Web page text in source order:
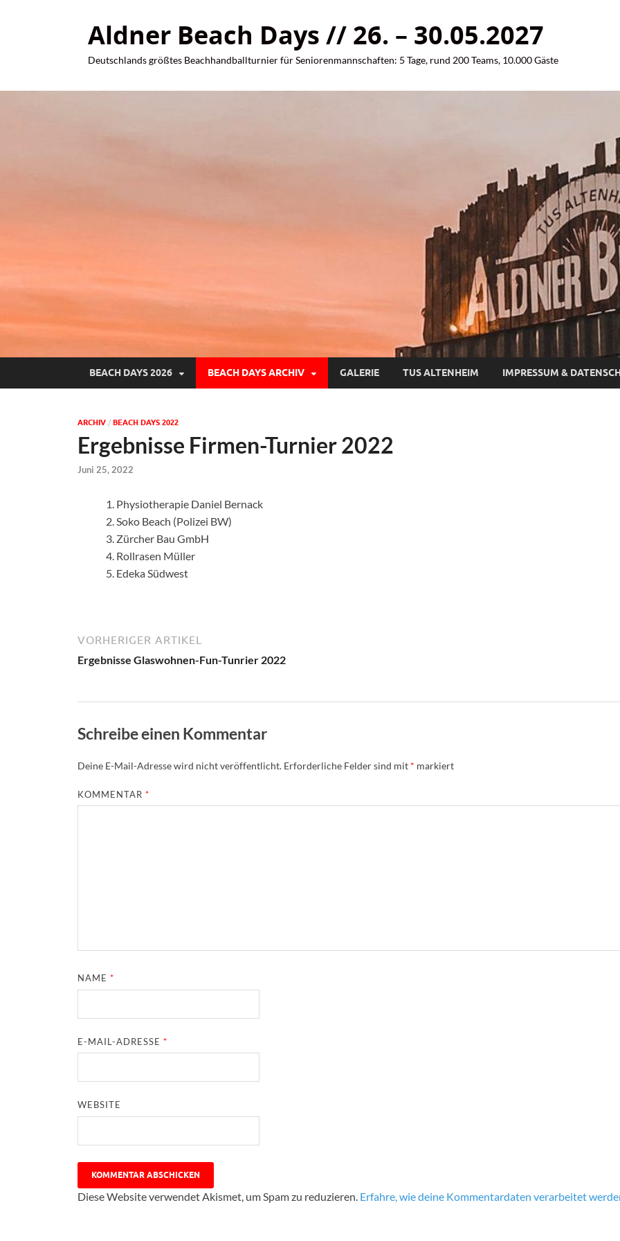
Aldner Beach Days // 26. – 30.05.2027
Deutschlands größtes Beachhandballturnier für Seniorenmannschaften: 5 Tage, rund 200 Teams, 10.000 Gäste
BEACH DAYS 2026 BEACH DAYS ARCHIV GALERIE TUS ALTENHEIM IMPRESSUM &
ARCHIV / BEACH DAYS 2022
Ergebnisse Firmen-Turnier 2022
Juni 25, 2022
Physiotherapie Daniel Bernack
Soko Beach (Polizei BW)
Zürcher Bau GmbH
Rollrasen Müller
Edeka Südwest
VORHERIGER ARTIKEL
Ergebnisse Glaswohnen-Fun-Tunrier 2022
Schreibe einen Kommentar
Deine E-Mail-Adresse wird nicht veröffentlicht. Erforderliche Felder sind mit * markiert
KOMMENTAR*
NAME*
E-MAIL-ADRESSE*
WEBSITE
Diese Website verwendet Akismet, um Spam zu reduzieren. Erfahre, wie deine Kommentardaten verarbeitet